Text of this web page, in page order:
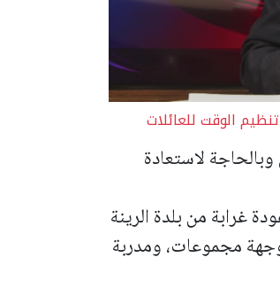
الوقت للعائلات
لاستعادة
غرابة من بلدة الرينة
مجموعات، ومدربة